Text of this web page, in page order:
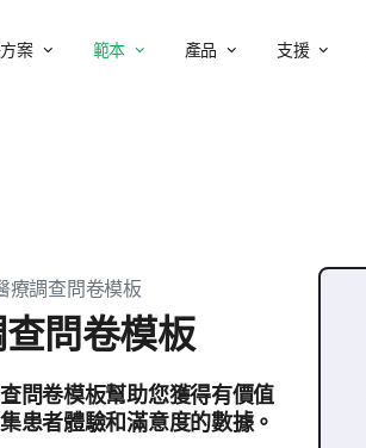
案 範本 產品 支援
療調查問卷模板
問卷模板
問卷模板幫助您獲得有價值
患者體驗和滿意度的數據。